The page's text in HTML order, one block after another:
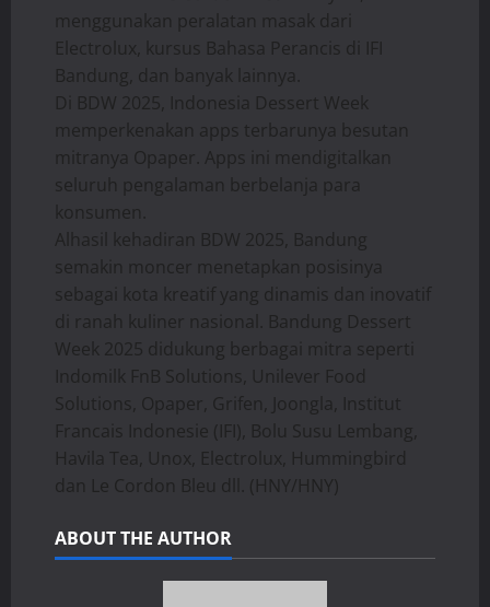
menggunakan peralatan masak dari
Electrolux, kursus Bahasa Perancis di IFI
Bandung, dan banyak lainnya.
Di BDW 2025, Indonesia Dessert Week
memperkenakan apps terbarunya besutan
mitranya Opaper. Apps ini mendigitalkan
seluruh pengalaman berbelanja para
konsumen.
Alhasil kehadiran BDW 2025, Bandung
semakin moncer menetapkan posisinya
sebagai kota kreatif yang dinamis dan inovatif
di ranah kuliner nasional. Bandung Dessert
Week 2025 didukung berbagai mitra seperti
Indomilk FnB Solutions, Unilever Food
Solutions, Opaper, Grifen, Joongla, Institut
Francais Indonesie (IFI), Bolu Susu Lembang,
Havila Tea, Unox, Electrolux, Hummingbird
dan Le Cordon Bleu dll. (HNY/HNY)
ABOUT THE AUTHOR